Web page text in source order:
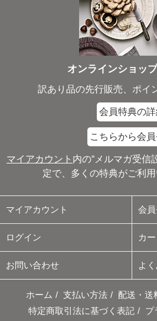
オンラインショッ
訳あり品の先行販売、ポイ
会員特典の詳
こちらから会
マイアカウント 内の“メルマガ受信
定で、多くの特典がご利用
マイアカウント 会
ログイン カ
お問い合わせ よ
ホーム / 支払い方法 / 配送・送
特定商取引法に基づく表記 / プ